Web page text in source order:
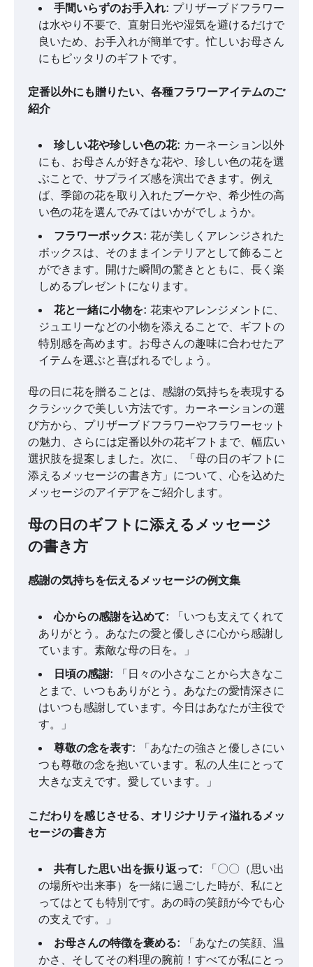
手間いらずのお手入れ: プリザーブドフラワー
は水やり不要で、直射日光や湿気を避けるだけで
良いため、お手入れが簡単です。忙しいお母さん
にもピッタリのギフトです。
定番以外にも贈りたい、各種フラワーアイテムのご
紹介
珍しい花や珍しい色の花: カーネーション以外
にも、お母さんが好きな花や、珍しい色の花を選
ぶことで、サプライズ感を演出できます。例え
ば、季節の花を取り入れたブーケや、希少性の高
い色の花を選んでみてはいかがでしょうか。
フラワーボックス: 花が美しくアレンジされた
ボックスは、そのままインテリアとして飾ること
ができます。開けた瞬間の驚きとともに、長く楽
しめるプレゼントになります。
花と一緒に小物を: 花束やアレンジメントに、
ジュエリーなどの小物を添えることで、ギフトの
特別感を高めます。お母さんの趣味に合わせたア
イテムを選ぶと喜ばれるでしょう。
母の日に花を贈ることは、感謝の気持ちを表現する
クラシックで美しい方法です。カーネーションの選
び方から、プリザーブドフラワーやフラワーセット
の魅力、さらには定番以外の花ギフトまで、幅広い
選択肢を提案しました。次に、「母の日のギフトに
添えるメッセージの書き方」について、心を込めた
メッセージのアイデアをご紹介します。
母の日のギフトに添えるメッセージ
の書き方
感謝の気持ちを伝えるメッセージの例文集
心からの感謝を込めて: 「いつも支えてくれて
ありがとう。あなたの愛と優しさに心から感謝し
ています。素敵な母の日を。」
日頃の感謝: 「日々の小さなことから大きなこ
とまで、いつもありがとう。あなたの愛情深さに
はいつも感謝しています。今日はあなたが主役で
す。」
尊敬の念を表す: 「あなたの強さと優しさにい
つも尊敬の念を抱いています。私の人生にとって
大きな支えです。愛しています。」
こだわりを感じさせる、オリジナリティ溢れるメッ
セージの書き方
共有した思い出を振り返って: 「〇〇（思い出
の場所や出来事）を一緒に過ごした時が、私にと
ってはとても特別です。あの時の笑顔が今でも心
の支えです。」
お母さんの特徴を褒める: 「あなたの笑顔、温
かさ、そしてその料理の腕前！すべてが私にとっ